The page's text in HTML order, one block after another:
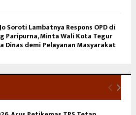
Soroti Lambatnya Respons OPD di
Paripurna, Minta Wali Kota Tegur
Dinas demi Pelayanan Masyarakat